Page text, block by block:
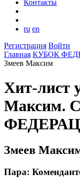
Контакты
ru en
Регистрация Войти
Главная КУБОК
Змеев Максим
Хит-лист
Максим.
Змеев
Пара: